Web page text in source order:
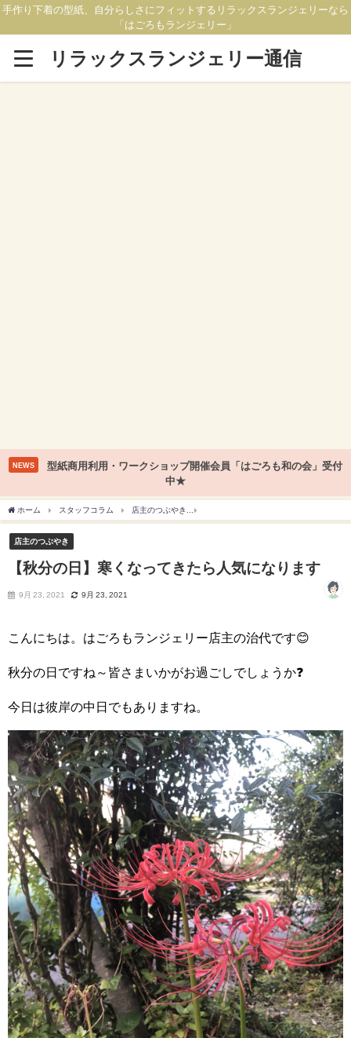
手作り下着の型紙、自分らしさにフィットするリラックスランジェリーなら
「はごろもランジェリー」
リラックスランジェリー通信
NEWS
型紙商用利用・ワークショップ開催会員「はごろも和の会」受付
中★
ホーム スタッフコラム 店主のつぶやき
店主のつぶやき
【秋分の日】寒くなってきたら人気になります
9月 23, 2021 9月 23, 2021
こんにちは。はごろもランジェリー店主の治代です😊
秋分の日ですね～皆さまいかがお過ごしでしょうか❓
今日は彼岸の中日でもありますね。